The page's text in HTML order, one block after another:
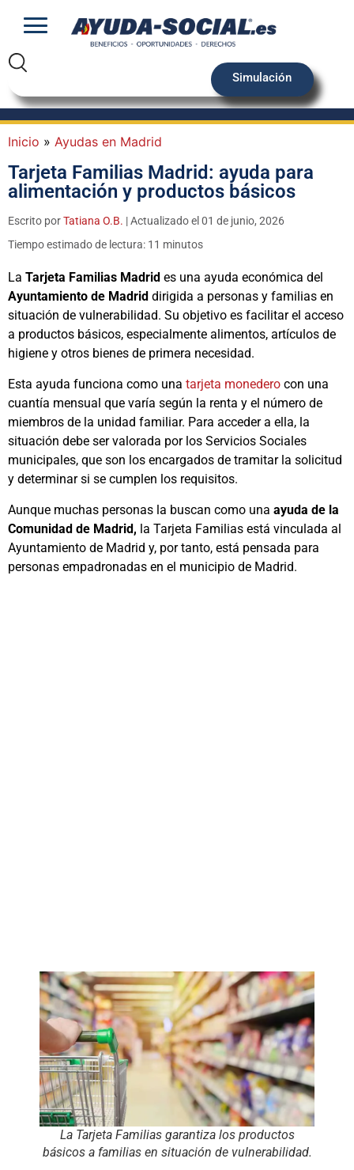
Simulación
Inicio » Ayudas en Madrid
Tarjeta Familias Madrid: ayuda para
alimentación y productos básicos
Escrito porTatiana O.B. | Actualizado el 01 de junio, 2026
Tiempo estimado de lectura: 11 minutos
La Tarjeta Familias Madrid es una ayuda económica del
Ayuntamiento de Madrid dirigida a personas y familias en
situación de vulnerabilidad. Su objetivo es facilitar el acceso
a productos básicos, especialmente alimentos, artículos de
higiene y otros bienes de primera necesidad.
Esta ayuda funciona como una tarjeta monedero con una
cuantía mensual que varía según la renta y el número de
miembros de la unidad familiar. Para acceder a ella, la
situación debe ser valorada por los Servicios Sociales
municipales, que son los encargados de tramitar la solicitud
y determinar si se cumplen los requisitos.
Aunque muchas personas la buscan como una ayuda de la
Comunidad de Madrid, la Tarjeta Familias está vinculada al
Ayuntamiento de Madrid y, por tanto, está pensada para
personas empadronadas en el municipio de Madrid.
La Tarjeta Familias garantiza los productos
básicos a familias en situación de vulnerabilidad.